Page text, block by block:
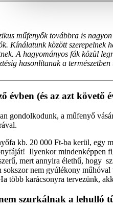
műfenyők továbbra is
Kínálatunk között szerepelnek
A hagyományos fák közül
hasonlítanak a
évben (és az azt követő
gondolkodunk, a műfenyő
kb. 20 000 Ft-ba kerül, egy
Ilyenkor mindenképpen
mert annyira élethű, hogy
sokszor nem gyúlékony
több karácsonyra tervezünk,
szurkálnak a lehulló